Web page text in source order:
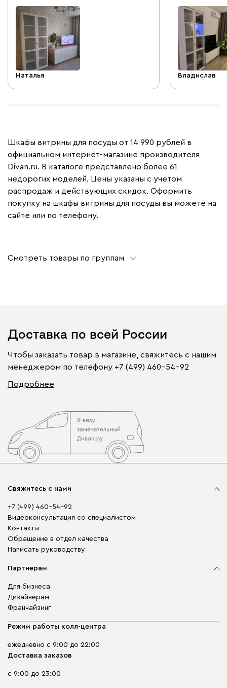
Наталья
а весь этот
странице
совсем
система,
пришлось
Владислав
Шкафы витрины для посуды от 14 990 рублей в
официальном интернет-магазине производителя
Divan.ru. В каталоге представлено более 61
недорогих моделей. Цены указаны с учетом
распродаж и действующих скидок. Оформить
покупку на шкафы витрины для посуды вы можете на
сайте или по телефону.
Смотреть товары по группам
Доставка по всей России
Чтобы заказать товар в магазине, свяжитесь с нашим
менеджером по телефону +7 (499) 460-54-92
Подробнее
Свяжитесь с нами
+7 (499) 460-54-92
Видеоконсультация со специалистом
Контакты
Обращение в отдел качества
Написать руководству
Партнерам
Для бизнеса
Дизайнерам
Франчайзинг
Режим работы колл-центра
ежедневно с 9:00 до 22:00
Доставка заказов
с 9:00 до 23:00